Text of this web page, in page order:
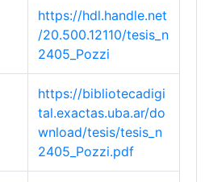
https://hdl.handle.net
/20.500.12110/tesis_n
2405_Pozzi
https://bibliotecadigi
tal.exactas.uba.ar/do
wnload/tesis/tesis_n
2405_Pozzi.pdf